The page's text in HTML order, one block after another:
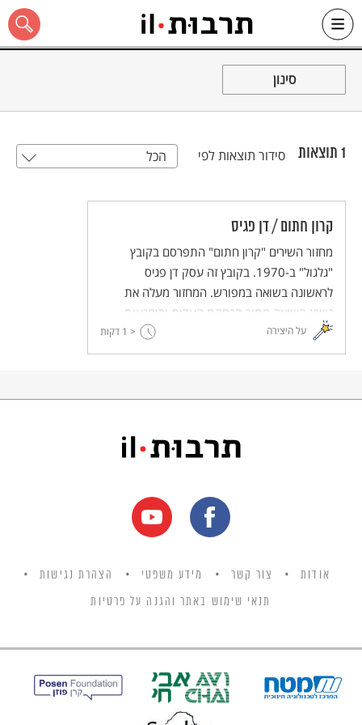
Skip
כל האתר
סינון
1 תוצאות סידור תוצאות לפי הכל
קרון חתום / דן פגיס
מחזור השירים "קרון חתום" התפרסם בקובץ
"גלגול" ב-1970. בקובץ זה עסק דן פגיס
לראשונה בשואה במפורש. המחזור מעלה את
נושא השואה מתוך הרחקת העדות והימנעות
מחשיפה של פרטים אישיים-ביוגרפיים.
על היצירה < 1 דקות
אודות צור קשר מידע משפטי הצהרת נגישות
תנאי שימוש באתר והגנה על פרטיות